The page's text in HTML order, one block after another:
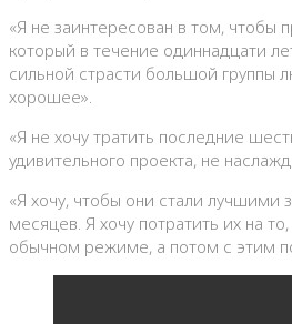
«Я не заинтересован в том, чтобы
который в течение одиннадцати
сильной страсти большой группы
хорошее».
«Я не хочу тратить последние
удивительного проекта, не
«Я хочу, чтобы они стали лучшими
месяцев. Я хочу потратить их на
обычном режиме, а потом с этим